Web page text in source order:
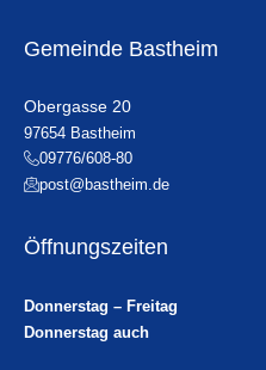
Gemeinde Bastheim
Obergasse 20
97654 Bastheim
09776/608-80
post@bastheim.de
Öffnungszeiten
Donnerstag – Freitag
Donnerstag auch